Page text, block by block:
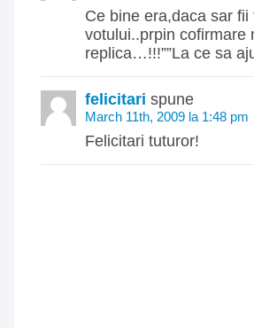
Ce bine era,daca sar
votului..prpin
replica…!!!””La ce sa
felicitari spune
March 11th, 2009 la 1:48 pm
Felicitari tuturor!